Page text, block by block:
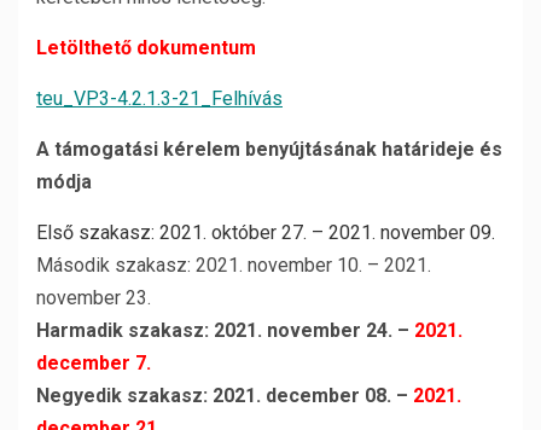
Letölthető dokumentum
teu_VP3-4.2.1.3-21_Felhívás
A támogatási kérelem benyújtásának határideje és
módja
Első szakasz: 2021. október 27. – 2021. november 09.
Második szakasz: 2021. november 10. – 2021.
november 23.
Harmadik szakasz: 2021. november 24. – 2021.
december 7.
Negyedik szakasz: 2021. december 08. – 2021.